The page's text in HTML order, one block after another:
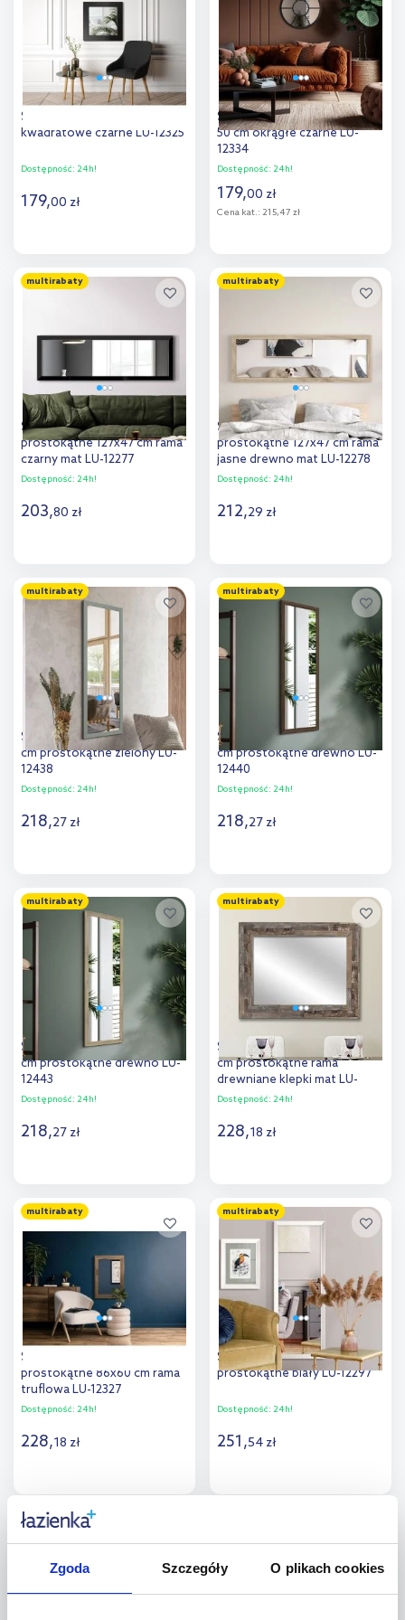
Zgoda Szczegóły O plikach cookies
porównania porównania
Styler Jyvaskyla lustro 60 cm
kwadratowe czarne LU-12325
Dostępność: 24h!
179,00 zł
Dodaj do
Styler Ornament Helen lustro
50 cm okrągłe czarne LU-
12334
Dostępność: 24h!
179,00 zł
Cena kat.: 215,47 zł
Dodaj do
multirabaty
Styler Lahti lustro
prostokątne 127x47 cm rama
czarny mat LU-12277
Dostępność: 24h!
203,80 zł
Dodaj do
porównania
multirabaty
Styler Lahti lustro
prostokątne 127x47 cm rama
jasne drewno mat LU-12278
Dostępność: 24h!
212,29 zł
Dodaj do
porównania
multirabaty
Styler Kiruna lustro 47x127
cm prostokątne zielony LU-
12438
Dostępność: 24h!
218,27 zł
Dodaj do
porównania
multirabaty
Styler Kiruna lustro 47x127
cm prostokątne drewno LU-
12440
Dostępność: 24h!
218,27 zł
Dodaj do
porównania
multirabaty
Styler Kiruna lustro 47x127
cm prostokątne drewno LU-
12443
Dostępność: 24h!
218,27 zł
Dodaj do
porównania
multirabaty
Styler Jyvaskyla lustro 86x60
cm prostokątne rama
drewniane klepki mat LU-
01217
Dostępność: 24h!
228,18 zł
Dodaj do
porównania
multirabaty
Styler Jyvaskyla lustro
prostokątne 86x60 cm rama
truflowa LU-12327
Dostępność: 24h!
228,18 zł
Dodaj do
porównania
multirabaty
Styler Paris lustro 47x147 cm
prostokątne biały LU-12297
Dostępność: 24h!
251,54 zł
porównania
multirabaty